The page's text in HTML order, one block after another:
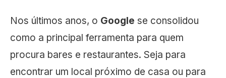
Nos últimos anos, o Google se consolidou
como a principal ferramenta para quem
procura bares e restaurantes. Seja para
encontrar um local próximo de casa ou para